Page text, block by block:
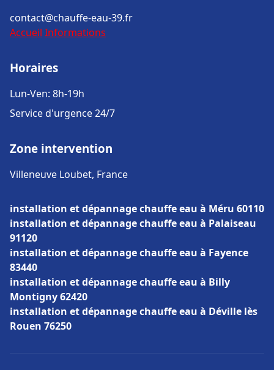
contact@chauffe-eau-39.fr
Accueil Informations
Horaires
Lun-Ven: 8h-19h
Service d'urgence 24/7
Zone intervention
Villeneuve Loubet, France
installation et dépannage chauffe eau à Méru 60110
installation et dépannage chauffe eau à Palaiseau
91120
installation et dépannage chauffe eau à Fayence
83440
installation et dépannage chauffe eau à Billy
Montigny 62420
installation et dépannage chauffe eau à Déville lès
Rouen 76250